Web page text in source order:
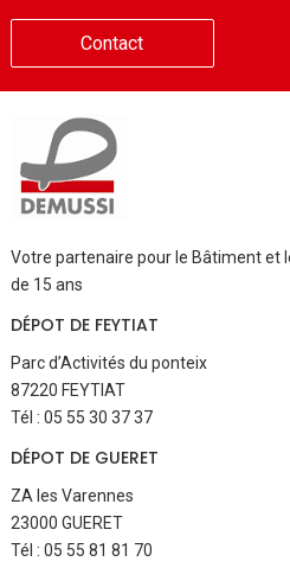
Contact
Votre partenaire pour le Bâtiment et
de 15 ans
DÉPOT DE FEYTIAT
Parc d’Activités du ponteix
87220 FEYTIAT
Tél : 05 55 30 37 37
DÉPOT DE GUERET
ZA les Varennes
23000 GUERET
Tél : 05 55 81 81 70